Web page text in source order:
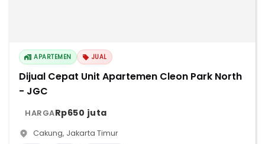
APARTEMEN JUAL
Dijual Cepat Unit Apartemen Cleon Park North
- JGC
HARGARp650 juta
Cakung, Jakarta Timur